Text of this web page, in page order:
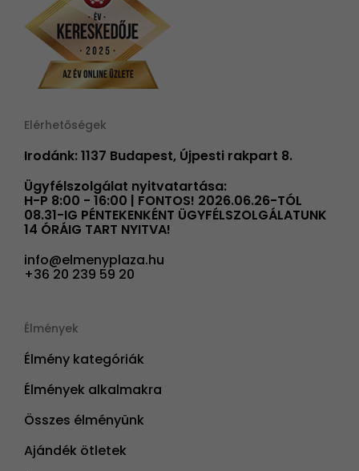
Elérhetőségek
Irodánk: 1137 Budapest, Újpesti rakpart 8.
Ügyfélszolgálat nyitvatartása:
H-P 8:00 - 16:00 | FONTOS! 2026.06.26-TÓL
08.31-IG PÉNTEKENKÉNT ÜGYFÉLSZOLGÁLATUNK
14 ÓRÁIG TART NYITVA!
info@elmenyplaza.hu
+36 20 239 59 20
Élmények
Élmény kategóriák
Élmények alkalmakra
Összes élményünk
Ajándék ötletek